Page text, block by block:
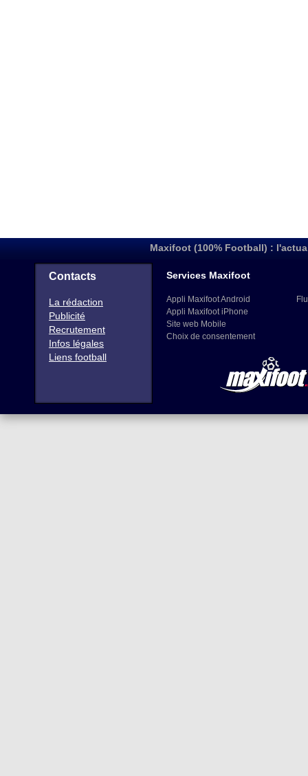
Maxifoot (100% Football) :
Contacts
La rédaction
Publicité
Recrutement
Infos légales
Liens football
Services Maxifoot
Appli Maxifoot Android
Appli Maxifoot iPhone
Site web Mobile
Choix de consentement